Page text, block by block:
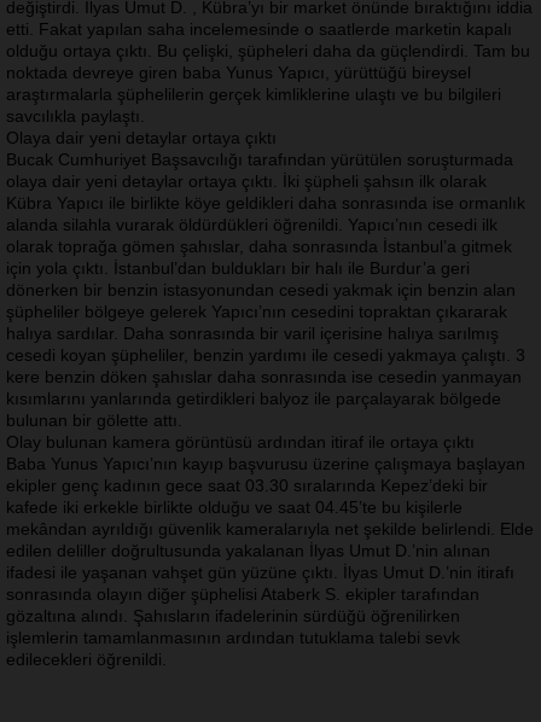
değiştirdi. İlyas Umut D. , Kübra’yı bir market önünde bıraktığını iddia
etti. Fakat yapılan saha incelemesinde o saatlerde marketin kapalı
olduğu ortaya çıktı. Bu çelişki, şüpheleri daha da güçlendirdi. Tam bu
noktada devreye giren baba Yunus Yapıcı, yürüttüğü bireysel
araştırmalarla şüphelilerin gerçek kimliklerine ulaştı ve bu bilgileri
savcılıkla paylaştı.
Olaya dair yeni detaylar ortaya çıktı
Bucak Cumhuriyet Başsavcılığı tarafından yürütülen soruşturmada
olaya dair yeni detaylar ortaya çıktı. İki şüpheli şahsın ilk olarak
Kübra Yapıcı ile birlikte köye geldikleri daha sonrasında ise ormanlık
alanda silahla vurarak öldürdükleri öğrenildi. Yapıcı’nın cesedi ilk
olarak toprağa gömen şahıslar, daha sonrasında İstanbul’a gitmek
için yola çıktı. İstanbul’dan buldukları bir halı ile Burdur’a geri
dönerken bir benzin istasyonundan cesedi yakmak için benzin alan
şüpheliler bölgeye gelerek Yapıcı’nın cesedini topraktan çıkararak
halıya sardılar. Daha sonrasında bir varil içerisine halıya sarılmış
cesedi koyan şüpheliler, benzin yardımı ile cesedi yakmaya çalıştı. 3
kere benzin döken şahıslar daha sonrasında ise cesedin yanmayan
kısımlarını yanlarında getirdikleri balyoz ile parçalayarak bölgede
bulunan bir gölette attı.
Olay bulunan kamera görüntüsü ardından itiraf ile ortaya çıktı
Baba Yunus Yapıcı’nın kayıp başvurusu üzerine çalışmaya başlayan
ekipler genç kadının gece saat 03.30 sıralarında Kepez’deki bir
kafede iki erkekle birlikte olduğu ve saat 04.45’te bu kişilerle
mekândan ayrıldığı güvenlik kameralarıyla net şekilde belirlendi. Elde
edilen deliller doğrultusunda yakalanan İlyas Umut D.’nin alınan
ifadesi ile yaşanan vahşet gün yüzüne çıktı. İlyas Umut D.’nin itirafı
sonrasında olayın diğer şüphelisi Ataberk S. ekipler tarafından
gözaltına alındı. Şahısların ifadelerinin sürdüğü öğrenilirken
işlemlerin tamamlanmasının ardından tutuklama talebi sevk
edilecekleri öğrenildi.